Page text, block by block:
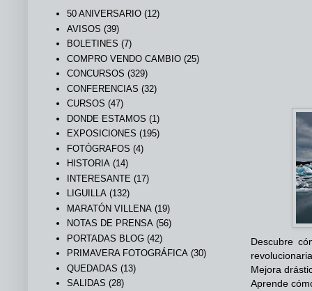
Descubre
Mejora
Aprende
50 ANIVERSARIO (12)
AVISOS (39)
BOLETINES (7)
COMPRO VENDO CAMBIO (25)
CONCURSOS (329)
CONFERENCIAS (32)
CURSOS (47)
DONDE ESTAMOS (1)
EXPOSICIONES (195)
FOTÓGRAFOS (4)
HISTORIA (14)
INTERESANTE (17)
LIGUILLA (132)
MARATÓN VILLENA (19)
NOTAS DE PRENSA (56)
PORTADAS BLOG (42)
PRIMAVERA FOTOGRÁFICA (30)
QUEDADAS (13)
SALIDAS (28)